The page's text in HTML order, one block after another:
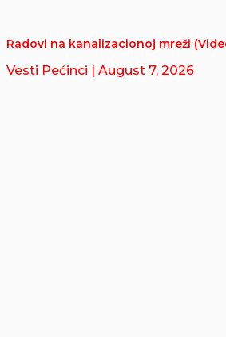
Radovi na kanalizacionoj mreži
Vesti Pećinci | August 7, 2026